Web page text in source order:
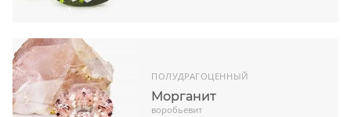
ПОЛУДРАГОЦЕННЫЙ
Морганит
воробьевит